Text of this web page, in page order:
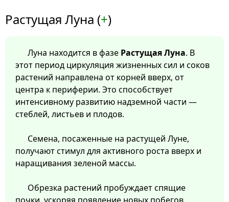
Растущая Луна (+)
Луна находится в фазе Растущая Луна. В
этот период циркуляция жизненных сил и соков
растений направлена от корней вверх, от
центра к периферии. Это способствует
интенсивному развитию надземной части —
стеблей, листьев и плодов.
Семена, посаженные на растущей Луне,
получают стимул для активного роста вверх и
наращивания зеленой массы.
Обрезка растений пробуждает спящие